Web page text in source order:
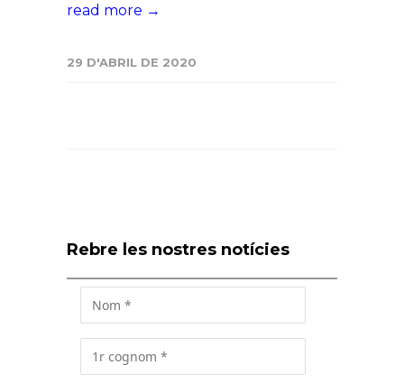
read more →
29 D'ABRIL DE 2020
Rebre les nostres notícies